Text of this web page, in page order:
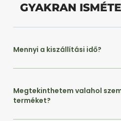
GYAKRAN
Mennyi a kiszállítási idő?
Megtekinthetem valahol
terméket?